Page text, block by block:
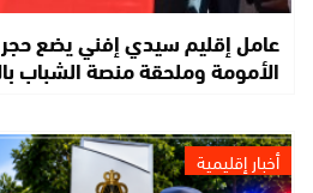
عامل إقليم سيدي إفني يضع
الأمومة وملحقة منصة الشباب
أخبار إقليمية